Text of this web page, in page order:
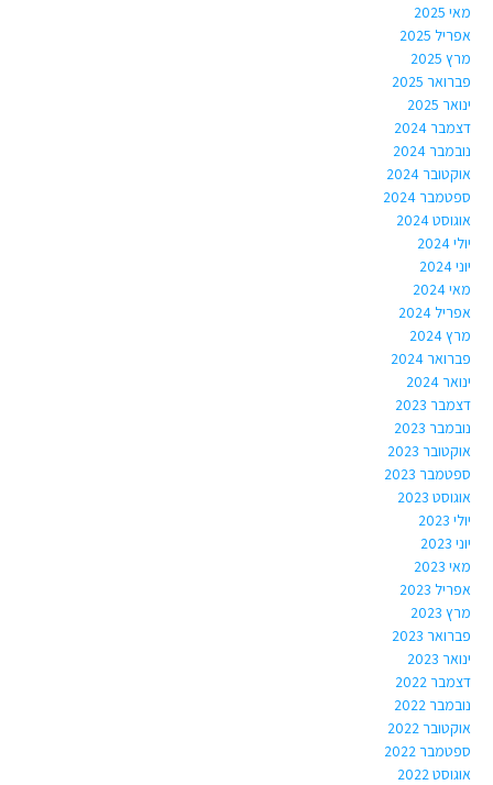
מאי 2025
אפריל 2025
מרץ 2025
פברואר 2025
ינואר 2025
דצמבר 2024
נובמבר 2024
אוקטובר 2024
ספטמבר 2024
אוגוסט 2024
יולי 2024
יוני 2024
מאי 2024
אפריל 2024
מרץ 2024
פברואר 2024
ינואר 2024
דצמבר 2023
נובמבר 2023
אוקטובר 2023
ספטמבר 2023
אוגוסט 2023
יולי 2023
יוני 2023
מאי 2023
אפריל 2023
מרץ 2023
פברואר 2023
ינואר 2023
דצמבר 2022
נובמבר 2022
אוקטובר 2022
ספטמבר 2022
אוגוסט 2022